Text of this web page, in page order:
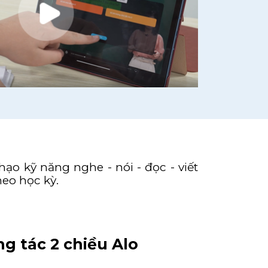
kỹ năng nghe - nói - đọc - viết
học kỳ.
tác 2 chiều Alo